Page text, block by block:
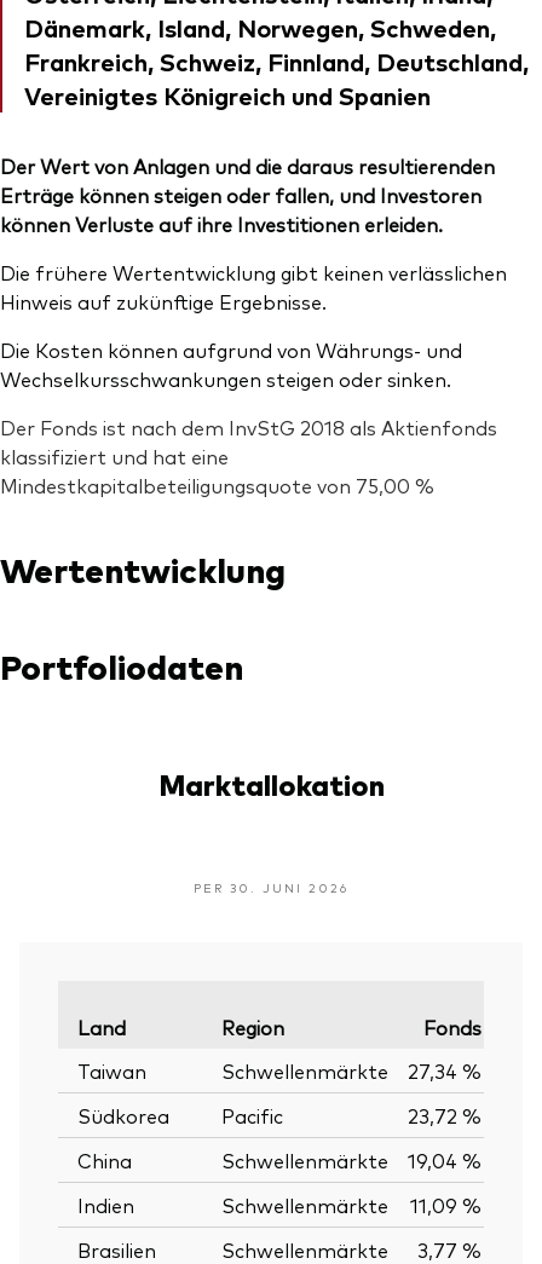
Dänemark, Island, Norwegen, Schweden,
Frankreich, Schweiz, Finnland, Deutschland,
Vereinigtes Königreich und Spanien
Der Wert von Anlagen und die daraus resultierenden
Erträge können steigen oder fallen, und Investoren
können Verluste auf ihre Investitionen erleiden.
Die frühere Wertentwicklung gibt keinen verlässlichen
Hinweis auf zukünftige Ergebnisse.
Die Kosten können aufgrund von Währungs- und
Wechselkursschwankungen steigen oder sinken.
Der Fonds ist nach dem InvStG 2018 als Aktienfonds
klassifiziert und hat eine
Mindestkapitalbeteiligungsquote von 75,00 %
Wertentwicklung
Portfoliodaten
Marktallokation
PER 30. JUNI 2026
Land Region Fonds
Taiwan
Schwellenmärkte
27,34 %
Südkorea
Pacific
23,72 %
China
Schwellenmärkte
19,04 %
Indien
Schwellenmärkte
11,09 %
Brasilien
Schwellenmärkte
3,77 %